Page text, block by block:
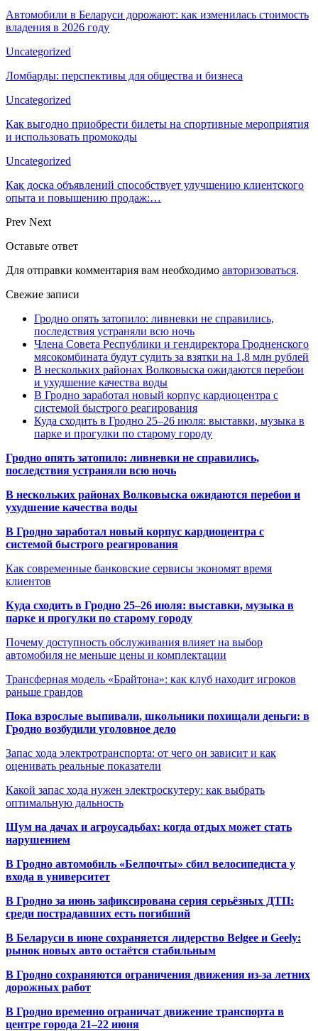
Автомобили в Беларуси дорожают: как изменилась стоимость
владения в 2026 году
Uncategorized
Ломбарды: перспективы для общества и бизнеса
Uncategorized
Как выгодно приобрести билеты на спортивные мероприятия
и использовать промокоды
Uncategorized
Как доска объявлений способствует улучшению клиентского
опыта и повышению продаж:…
Prev Next
Оставьте ответ
Для отправки комментария вам необходимо авторизоваться.
Свежие записи
Гродно опять затопило: ливневки не справились,
последствия устраняли всю ночь
Члена Совета Республики и гендиректора Гродненского
мясокомбината будут судить за взятки на 1,8 млн рублей
В нескольких районах Волковыска ожидаются перебои
и ухудшение качества воды
В Гродно заработал новый корпус кардиоцентра с
системой быстрого реагирования
Куда сходить в Гродно 25–26 июля: выставки, музыка в
парке и прогулки по старому городу
Гродно опять затопило: ливневки не справились,
последствия устраняли всю ночь
В нескольких районах Волковыска ожидаются перебои и
ухудшение качества воды
В Гродно заработал новый корпус кардиоцентра с
системой быстрого реагирования
Как современные банковские сервисы экономят время
клиентов
Куда сходить в Гродно 25–26 июля: выставки, музыка в
парке и прогулки по старому городу
Почему доступность обслуживания влияет на выбор
автомобиля не меньше цены и комплектации
Трансферная модель «Брайтона»: как клуб находит игроков
раньше грандов
Пока взрослые выпивали, школьники похищали деньги: в
Гродно возбудили уголовное дело
Запас хода электротранспорта: от чего он зависит и как
оценивать реальные показатели
Какой запас хода нужен электроскутеру: как выбрать
оптимальную дальность
Шум на дачах и агроусадьбах: когда отдых может стать
нарушением
В Гродно автомобиль «Белпочты» сбил велосипедиста у
входа в университет
В Гродно за июнь зафиксирована серия серьёзных ДТП:
среди пострадавших есть погибший
В Беларуси в июне сохраняется лидерство Belgee и Geely:
рынок новых авто остаётся стабильным
В Гродно сохраняются ограничения движения из-за летних
дорожных работ
В Гродно временно ограничат движение транспорта в
центре города 21–22 июня